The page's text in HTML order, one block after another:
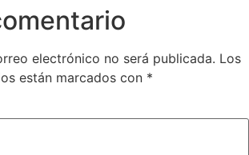
electrónico no será publicada. Los
están marcados con *